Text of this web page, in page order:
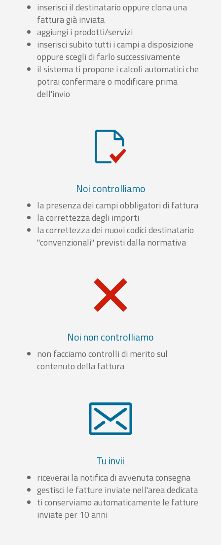
inserisci il destinatario oppure clona una
fattura già inviata
aggiungi i prodotti/servizi
inserisci subito tutti i campi a disposizione
oppure scegli di farlo successivamente
il sistema ti propone i calcoli automatici che
potrai confermare o modificare prima
dell'invio
Noi controlliamo
la presenza dei campi obbligatori di fattura
la correttezza degli importi
la correttezza dei nuovi codici destinatario
"convenzionali" previsti dalla normativa
Noi non controlliamo
non facciamo controlli di merito sul
contenuto della fattura
Tu invii
riceverai la notifica di avvenuta consegna
gestisci le fatture inviate nell'area dedicata
ti conserviamo automaticamente le fatture
inviate per 10 anni